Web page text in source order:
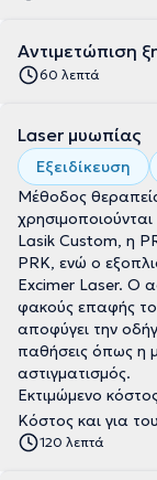
Αντιμετώπιση
60 λεπτά
Laser μυωπίας
Εξειδίκευση
Μέθοδος
χρησιμοποιούνται είναι η Femto Lakik
Lasik Custom, η
PRK, ενώ ο
Excimer Laser. O
φακούς επαφής
αποφύγει την οδήγηση μετά την εξέταση. Αντιμετωπίζονται
παθήσεις όπως η
αστιγματισμός.
Εκτιμώμενο
Κόστος και για
120 λεπτά